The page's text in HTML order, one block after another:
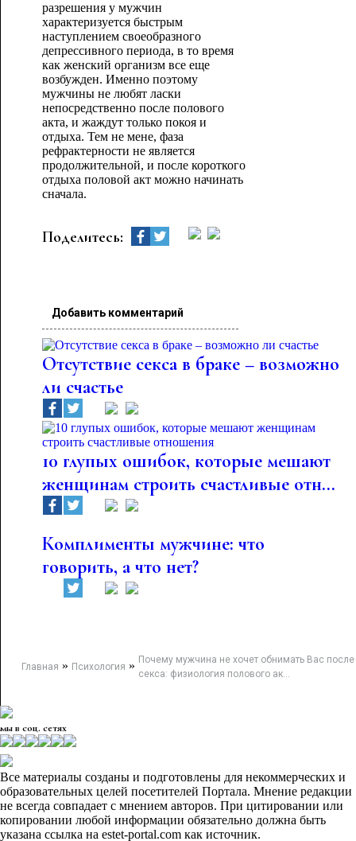
разрешения у мужчин
характеризуется быстрым
наступлением своеобразного
депрессивного периода, в то время
как женский организм все еще
возбужден. Именно поэтому
мужчины не любят ласки
непосредственно после полового
акта, и жаждут только покоя и
отдыха. Тем не мене, фаза
рефрактерности не является
продолжительной, и после короткого
отдыха половой акт можно начинать
сначала.
Поделитесь:
Добавить комментарий
Отсутствие секса в браке – возможно
ли счастье
10 глупых ошибок, которые мешают
женщинам строить счастливые отн...
Комплименты мужчине: что
говорить, а что нет?
Главная » Психология » Почему мужчина не хочет обнимать Вас после
секса: физиология полового ак...
мы в соц. сетях
Все материалы созданы и подготовлены для некоммерческих и
образовательных целей посетителей Портала. Мнение редакции
не всегда совпадает с мнением авторов. При цитировании или
копировании любой информации обязательно должна быть
указана ссылка на estet-portal.com как источник.